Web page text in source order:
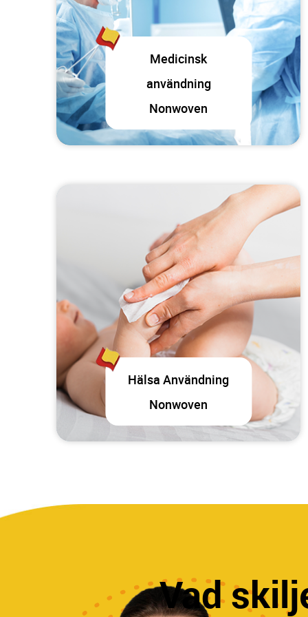
Medicinsk
användning
Nonwoven
Hälsa Användning
Nonwoven
Vad